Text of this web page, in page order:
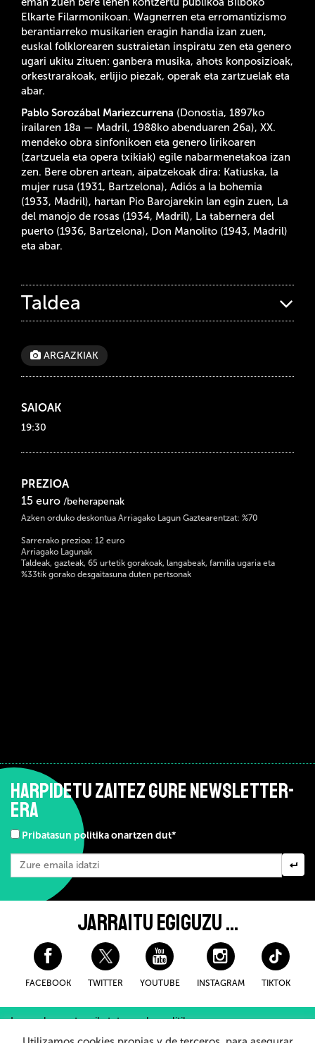
Elkarte Filarmonikoan. Wagnerren eta erromantizismo
berantiarreko musikarien eragin handia izan zuen,
euskal folklorearen sustraietan inspiratu zen eta genero
ugari ukitu zituen: ganbera musika, ahots konposizioak,
orkestrarakoak, erlijio piezak, operak eta zartzuelak eta
abar.
Pablo Sorozábal Mariezcurrena (Donostia, 1897ko
irailaren 18a — Madril, 1988ko abenduaren 26a), XX.
mendeko obra sinfonikoen eta genero lirikoaren
(zartzuela eta opera txikiak) egile nabarmenetakoa izan
zen. Bere obren artean, aipatzekoak dira: Katiuska, la
mujer rusa (1931, Bartzelona), Adiós a la bohemia
(1933, Madril), hartan Pio Barojarekin lan egin zuen, La
del manojo de rosas (1934, Madril), La tabernera del
puerto (1936, Bartzelona), Don Manolito (1943, Madril)
eta abar.
Taldea
ARGAZKIAK
SAIOAK
19:30
PREZIOA
15 euro /beherapenak
Azken orduko deskontua Arriagako Lagun Gaztearentzat: %70
Sarrerako prezioa: 12 euro
Arriagako Lagunak
Taldeak, gazteak, 65 urtetik gorakoak, langabeak, familia ugaria eta
%33tik gorako desgaitasuna duten pertsonak
HARPIDETU ZAITEZ GURE NEWSLETTER-
ERA
Pribatasun politika onartzen dut*
JARRAITU EGIGUZU ...
FACEBOOK TWITTER YOUTUBE INSTAGRAM TIKTOK
Lege-oharra eta pribatutasuneko politika
Erosteko Baldintza Orokorroak
Cookieei buruzko politika